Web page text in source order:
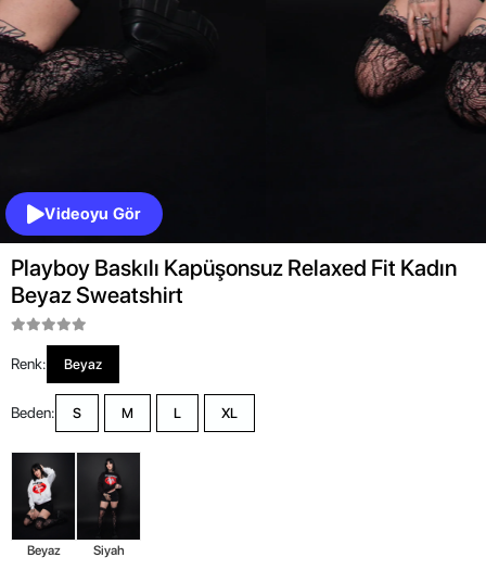
Videoyu Gör
Playboy Baskılı Kapüşonsuz Relaxed Fit Kadın
Beyaz Sweatshirt
Renk: Beyaz
Beden: S M L XL
Beyaz Siyah